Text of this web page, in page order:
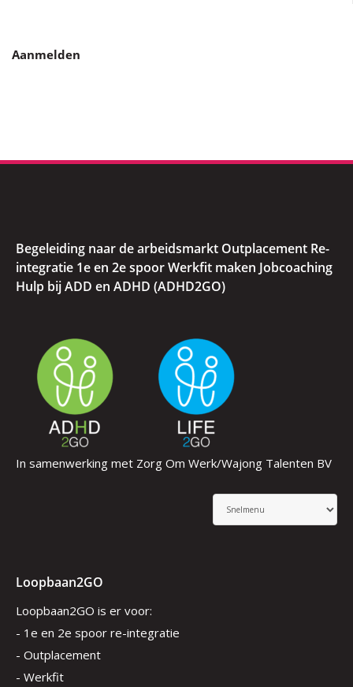
Aanmelden
Begeleiding naar de arbeidsmarkt Outplacement Re-
integratie 1e en 2e spoor Werkfit maken Jobcoaching
Hulp bij ADD en ADHD (ADHD2GO)
In samenwerking met Zorg Om Werk/Wajong Talenten BV
Loopbaan2GO
Loopbaan2GO is er voor:
- 1e en 2e spoor re-integratie
- Outplacement
- Werkfit